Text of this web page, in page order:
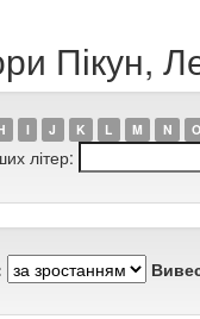
Пікун,
I J K L M N O
літер: